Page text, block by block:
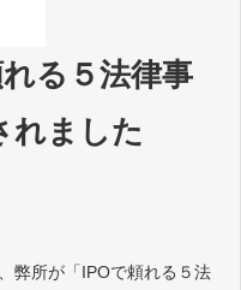
る５法律事
れました
弊所が「IPOで頼れる５法